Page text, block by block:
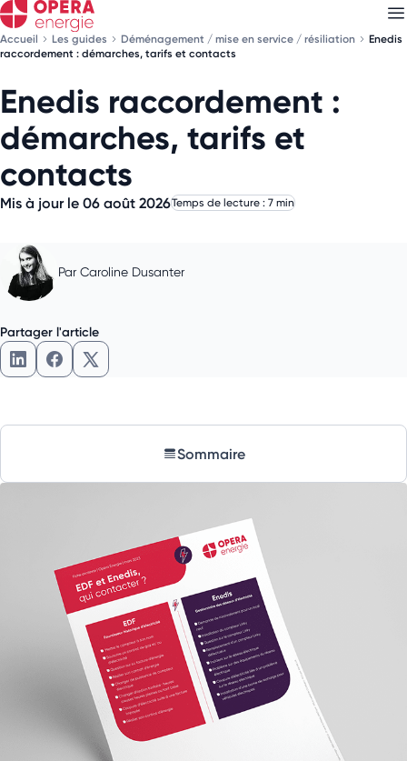
Accueil Les guides Déménagement / mise en service / résiliation
Enedis
raccordement : démarches, tarifs et contacts
Enedis raccordement :
démarches, tarifs et
contacts
Mis à jour le 06 août 2026Temps de lecture : 7 min
Par Caroline Dusanter
Partager l'article
Partager l'article sur LinkedIn
Partager l'article sur Facebook
Partager l'article sur X
Sommaire
Découvrez nosnewsletters
Choisissez les newsletters qui vous intéressent